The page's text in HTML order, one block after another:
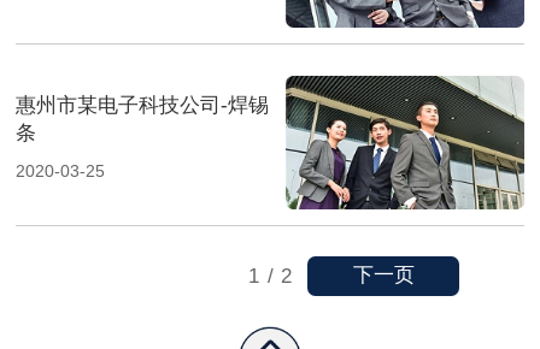
惠州市某电子科技公司-焊锡
条
2020-03-25
1 / 2 下一页